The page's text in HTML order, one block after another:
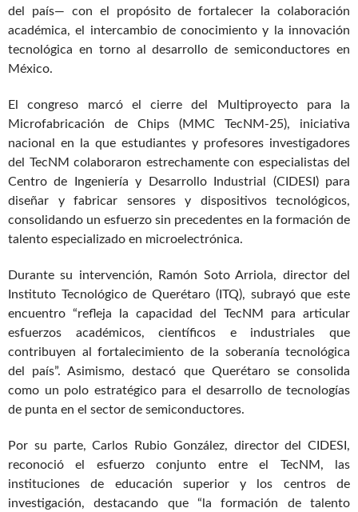
del país— con el propósito de fortalecer la colaboración
académica, el intercambio de conocimiento y la innovación
tecnológica en torno al desarrollo de semiconductores en
México.
El congreso marcó el cierre del Multiproyecto para la
Microfabricación de Chips (MMC TecNM-25), iniciativa
nacional en la que estudiantes y profesores investigadores
del TecNM colaboraron estrechamente con especialistas del
Centro de Ingeniería y Desarrollo Industrial (CIDESI) para
diseñar y fabricar sensores y dispositivos tecnológicos,
consolidando un esfuerzo sin precedentes en la formación de
talento especializado en microelectrónica.
Durante su intervención, Ramón Soto Arriola, director del
Instituto Tecnológico de Querétaro (ITQ), subrayó que este
encuentro “refleja la capacidad del TecNM para articular
esfuerzos académicos, científicos e industriales que
contribuyen al fortalecimiento de la soberanía tecnológica
del país”. Asimismo, destacó que Querétaro se consolida
como un polo estratégico para el desarrollo de tecnologías
de punta en el sector de semiconductores.
Por su parte, Carlos Rubio González, director del CIDESI,
reconoció el esfuerzo conjunto entre el TecNM, las
instituciones de educación superior y los centros de
investigación, destacando que “la formación de talento